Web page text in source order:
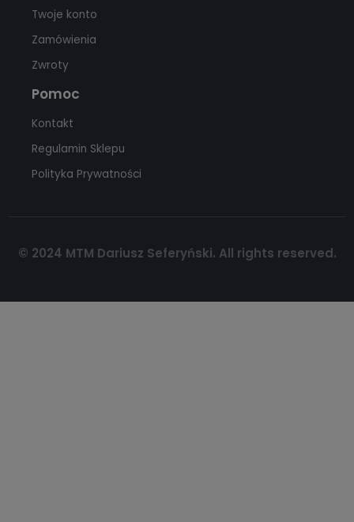
Twoje konto
Zamówienia
Zwroty
Pomoc
Kontakt
Regulamin Sklepu
Polityka Prywatności
© 2024 MTM Dariusz Seferyński. All rights reserved.